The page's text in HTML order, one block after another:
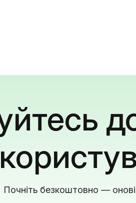
Почніть безкоштовно —